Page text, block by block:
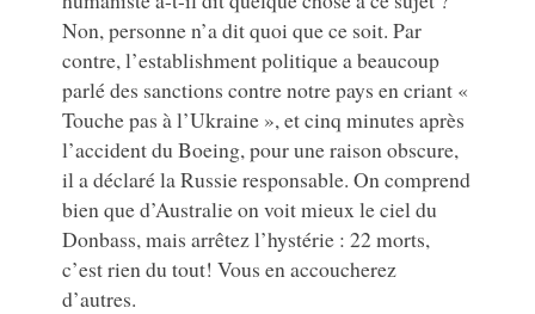
Non, personne n’a dit quoi que ce soit. Par
contre, l’establishment politique a beaucoup
parlé des sanctions contre notre pays en criant «
Touche pas à l’Ukraine », et cinq minutes après
l’accident du Boeing, pour une raison obscure,
il a déclaré la Russie responsable. On comprend
bien que d’Australie on voit mieux le ciel du
Donbass, mais arrêtez l’hystérie : 22 morts,
c’est rien du tout! Vous en accoucherez
d’autres.